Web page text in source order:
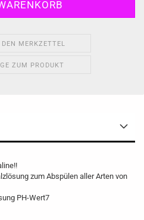
DEN MERKZETTEL
ZUM PRODUKT
zum Abspülen aller Arten von
PH-Wert7